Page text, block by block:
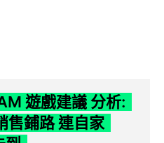
遊戲建議 分析:
售鋪路 連自家